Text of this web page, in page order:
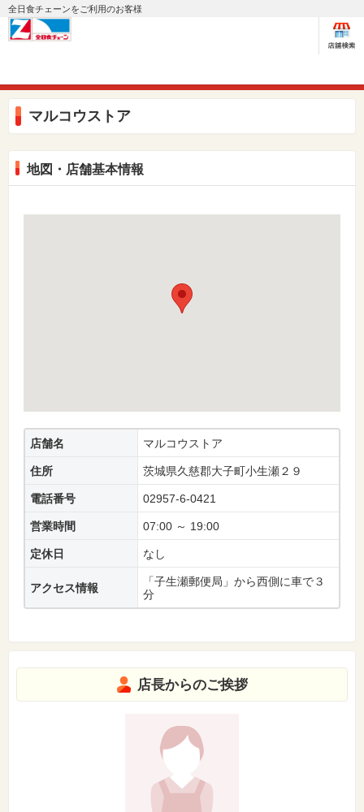
全日食チェーンをご利用のお客様
マルコウストア
地図・店舗基本情報
店舗名 マルコウストア
住所 茨城県久慈郡大子町小生瀬２９
電話番号 02957-6-0421
営業時間 07:00 ～ 19:00
定休日 なし
アクセス情報
「子生瀬郵便局」から西側に車で３
分
店長からのご挨拶